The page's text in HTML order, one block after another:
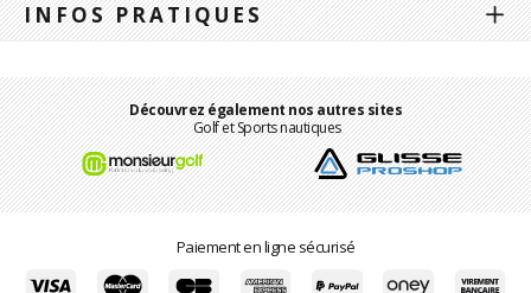
INFOS PRATIQUES
Découvrez également nos autres sites
Golf et Sports nautiques
Paiement en ligne sécurisé